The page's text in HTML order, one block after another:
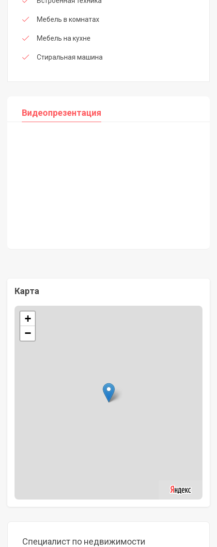
Мебель в комнатах
Мебель на кухне
Стиральная машина
Видеопрезентация
Карта
+
−
Специалист по недвижимости